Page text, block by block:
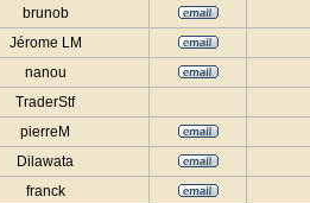
brunob
Jérome LM
nanou
TraderStf
pierreM
Dilawata
franck